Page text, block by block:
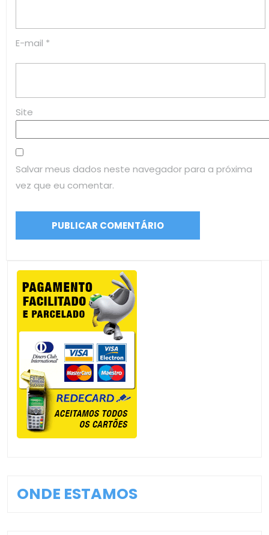
E-mail *
Site
Salvar meus dados neste navegador para a próxima
vez que eu comentar.
ONDE ESTAMOS